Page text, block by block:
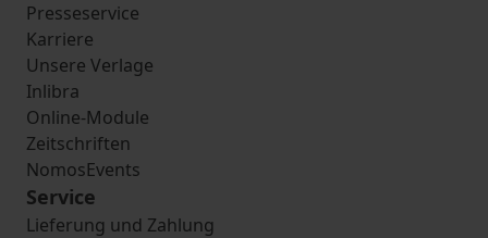
Presseservice
Karriere
Unsere Verlage
Inlibra
Online-Module
Zeitschriften
NomosEvents
Service
Lieferung und Zahlung